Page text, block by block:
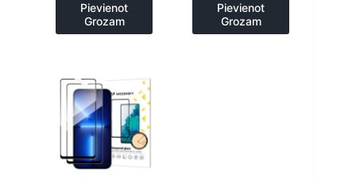
Pievienot
Grozam
Pievienot
Grozam